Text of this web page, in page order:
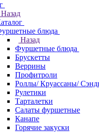
Назад
блюда
Назад
Фуршетные блюда
Брускетты
Веррины
Профитроли
Роллы/ Круассаны/
Рулетики
Тарталетки
Салаты фуршетные
Канапе
Горячие закуски